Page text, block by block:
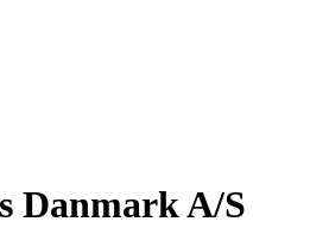
Danmark A/S